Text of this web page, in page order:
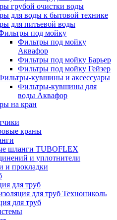
грубой очистки воды
для воды к бытовой технике
для питьевой воды
под мойку
Фильтры под мойку
Аквафор
Фильтры под мойку Барьер
Фильтры под мойку Гейзер
кувшины и аксессуары
Фильтры-кувшины для
воды Аквафор
на кран
краны
шланги TUBOFLEX
и уплотнители
и прокладки
для труб
для труб Технониколь
для труб